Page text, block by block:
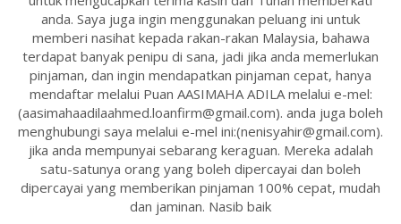
anda. Saya juga ingin menggunakan peluang ini untuk
memberi nasihat kepada rakan-rakan Malaysia, bahawa
terdapat banyak penipu di sana, jadi jika anda memerlukan
pinjaman, dan ingin mendapatkan pinjaman cepat, hanya
mendaftar melalui Puan AASIMAHA ADILA melalui e-mel:
(aasimahaadilaahmed.loanfirm@gmail.com). anda juga boleh
menghubungi saya melalui e-mel ini:(nenisyahir@gmail.com).
jika anda mempunyai sebarang keraguan. Mereka adalah
satu-satunya orang yang boleh dipercayai dan boleh
dipercayai yang memberikan pinjaman 100% cepat, mudah
dan jaminan. Nasib baik